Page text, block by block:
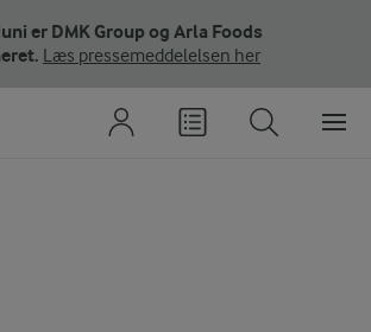
er DMK Group og Arla Foods
Læs pressemeddelelsen her